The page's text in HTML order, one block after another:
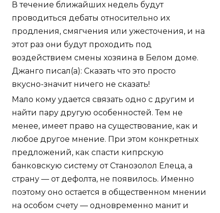
В течение ближайших недель будут
проводиться дебаты относительно их
продления, смягчения или ужесточения, и на
этот раз они будут проходить под
воздействием смены хозяина в Белом доме.
Джанго писал(а): Сказать что это просто
вкусно-значит ничего не сказать!
Мало кому удается связать одно с другим и
найти пару другую особенностей. Тем не
менее, имеет право на существование, как и
любое другое мнение. При этом конкретных
предложений, как спасти кипрскую
банковскую систему от Станозолол Елеца, а
страну — от дефолта, не появилось. Именно
поэтому оно остается в общественном мнении
на особом счету — одновременно манит и